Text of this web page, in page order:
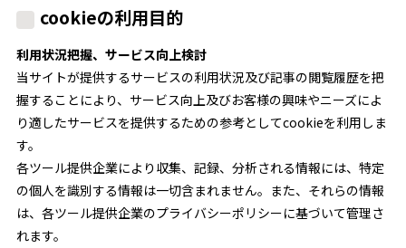
cookieの利用目的
利用状況把握、サービス向上検討
当サイトが提供するサービスの利用状況及び記事の閲覧履歴を把
握することにより、サービス向上及びお客様の興味やニーズによ
り適したサービスを提供するための参考としてcookieを利用しま
す。
各ツール提供企業により収集、記録、分析される情報には、特定
の個人を識別する情報は一切含まれません。また、それらの情報
は、各ツール提供企業のプライバシーポリシーに基づいて管理さ
れます。